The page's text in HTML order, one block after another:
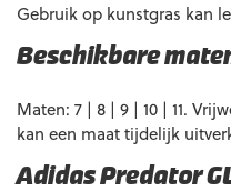
Gebruik op kunstgras kan
Beschikbare
Maten: 7 | 8 | 9 | 10 | 11.
kan een maat tijdelijk
Adidas Predator